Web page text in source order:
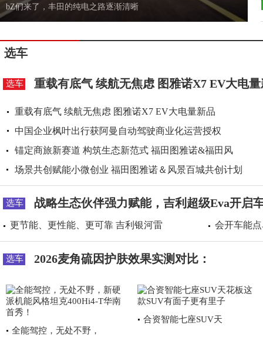
补能场景全覆盖车身电池分开卖，睿蓝9车身售价10.99万起
选车
选车 重载有底气 续航无焦虑 图雅诺X7 EV大电
重载有底气 续航无焦虑 图雅诺X7 EV大电量新品
中国企业枫叶出行获阿曼自动驾驶商业化运营授权
锚定商旅新赛道 构筑生态新范式 福田图雅诺&福田风
场景共创赋能小微创业 福田图雅诺＆风景百城共创计划
选车 战略生态伙伴强力赋能，吉利超级Eva开启
更节能、更性能、更可靠 吉利银河雷 会开车能
选车 2026麦角硫因护肤效果实测对比：
全能驾控，无处不野，
合资智能七座SUV天